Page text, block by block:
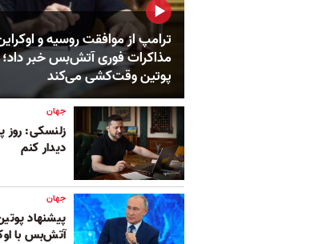
ترامپ از موافقت روسیه و
مذاکرات فوری آتش‌بس خبر
پوتین وقت‌کشی می‌کند
جهان
زلنسکی: روز
دیدار کنم
جهان
پیشنهاد
آتش‌بس با